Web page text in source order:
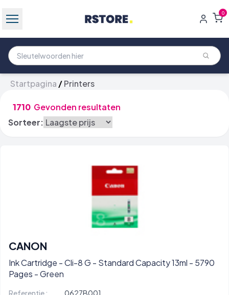
0
Startpagina /Printers
1710 Gevonden resultaten
Sorteer:
CANON
Ink Cartridge - Cli-8 G - Standard Capacity 13ml - 5790
Pages - Green
Referentie :
0627B001